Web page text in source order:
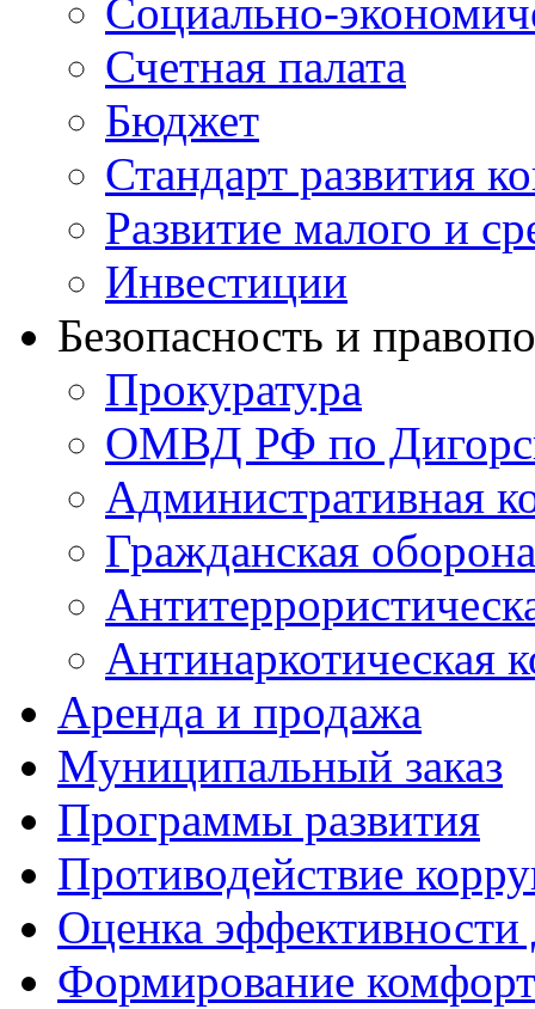
Социально-
Счетная палата
Бюджет
Стандарт развития
Развитие малого и
Инвестиции
Безопасность и
Прокуратура
ОМВД РФ по
Административная
Гражданская оборона
Антинаркотическая
Аренда и продажа
Муниципальный заказ
Программы развития
Противодействие
Оценка
Формирование